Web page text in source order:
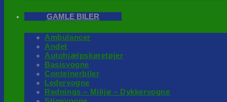
GAMLE BILER
Ambulancer
Andet
Autohjælpskøretøjer
Basisvogne
Conteinerbiler
Ledervogne
Rednings – Milijø – Dykkervogne